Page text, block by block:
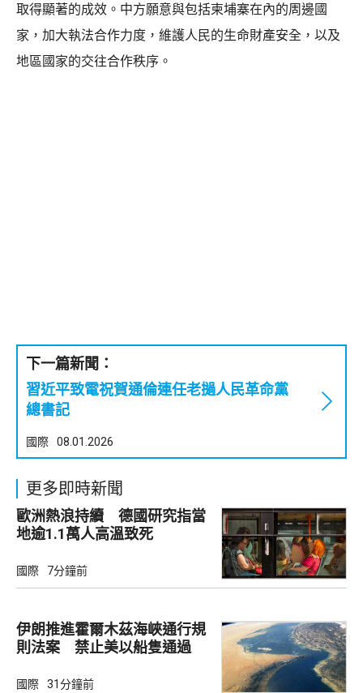
取得顯著的成效。中方願意與包括柬埔寨在內的周邊國
家，加大執法合作力度，維護人民的生命財產安全，以及
地區國家的交往合作秩序。
下一篇新聞：
習近平致電祝賀通倫連任老撾人民革命黨
總書記
國際 08.01.2026
更多即時新聞
歐洲熱浪持續 德國研究指當
地逾1.1萬人高溫致死
國際 7分鐘前
伊朗推進霍爾木茲海峽通行規
則法案 禁止美以船隻通過
國際 31分鐘前